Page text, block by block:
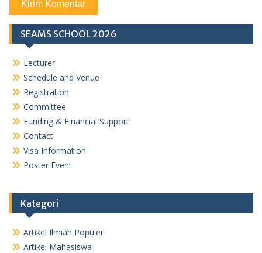
SEAMS SCHOOL 2026
Lecturer
Schedule and Venue
Registration
Committee
Funding & Financial Support
Contact
Visa Information
Poster Event
Kategori
Artikel Ilmiah Populer
Artikel Mahasiswa